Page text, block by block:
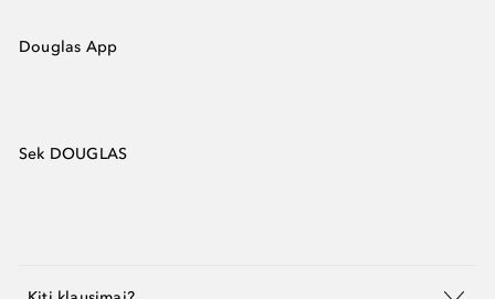
Douglas App
Sek DOUGLAS